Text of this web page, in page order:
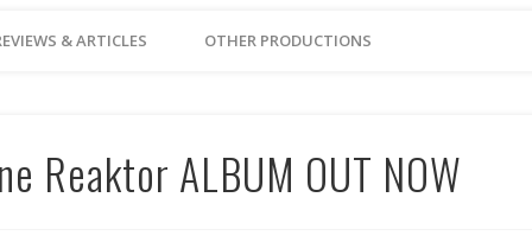
& ARTICLES OTHER PRODUCTIONS
Reaktor ALBUM OUT NOW